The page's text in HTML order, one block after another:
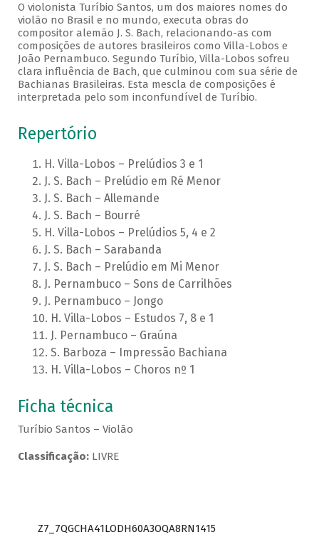
O violonista Turíbio Santos, um dos maiores nomes do
violão no Brasil e no mundo, executa obras do
compositor alemão J. S. Bach, relacionando-as com
composições de autores brasileiros como Villa-Lobos e
João Pernambuco. Segundo Turíbio, Villa-Lobos sofreu
clara influência de Bach, que culminou com sua série de
Bachianas Brasileiras. Esta mescla de composições é
interpretada pelo som inconfundível de Turíbio.
Repertório
H. Villa-Lobos – Prelúdios 3 e 1
J. S. Bach – Prelúdio em Ré Menor
J. S. Bach – Allemande
J. S. Bach – Bourré
H. Villa-Lobos – Prelúdios 5, 4 e 2
J. S. Bach – Sarabanda
J. S. Bach – Prelúdio em Mi Menor
J. Pernambuco – Sons de Carrilhões
J. Pernambuco – Jongo
H. Villa-Lobos – Estudos 7, 8 e 1
J. Pernambuco – Graúna
S. Barboza – Impressão Bachiana
H. Villa-Lobos – Choros nº 1
Ficha técnica
Turíbio Santos – Violão
Classificação:LIVRE
Z7_7QGCHA41LODH60A3OQA8RN1415